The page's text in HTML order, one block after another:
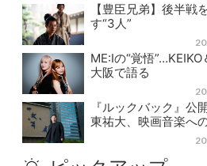
【豊臣兄弟】後半戦
す“3人”
ME:Iの“覚悟
大阪で語る
『ルックバック』公
東祐大、映画音楽へ